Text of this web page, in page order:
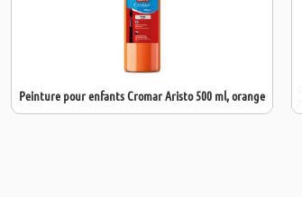
Peinture pour enfants Cromar Aristo 500 ml, orange